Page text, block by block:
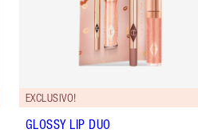
EXCLUSIVO!
GLOSSY LIP DUO